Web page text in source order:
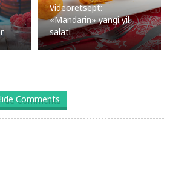
Videoretsept:
«Mandarin» yangi yil
salati
Comments